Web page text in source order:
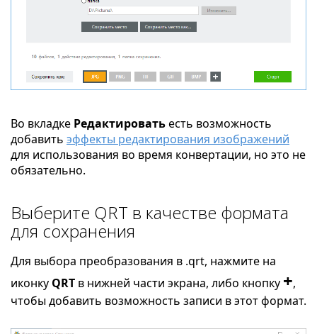
Во вкладке Редактироватьесть возможность
добавить эффекты редактирования изображений
для использования во время конвертации, но это не
обязательно.
Выберите QRT в качестве формата
для сохранения
Для выбора преобразования в .qrt, нажмите на
иконку QRT в нижней части экрана, либо кнопку +,
чтобы добавить возможность записи в этот формат.